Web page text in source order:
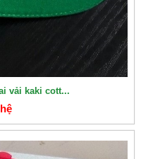
vải kaki cott...